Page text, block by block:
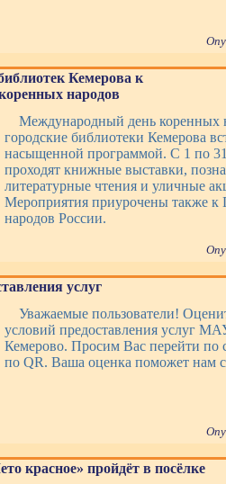
Кемерова к
народов
Международный день коренных
городские библиотеки Кемерова
насыщенной программой. С 1 по 31
проходят книжные выставки,
литературные чтения и уличные
Мероприятия приурочены также к
народов России.
услуг
Уважаемые пользователи!
условий предоставления услуг
Кемерово. Просим Вас перейти по
по QR. Ваша оценка поможет нам
красное» пройдёт в посёлке